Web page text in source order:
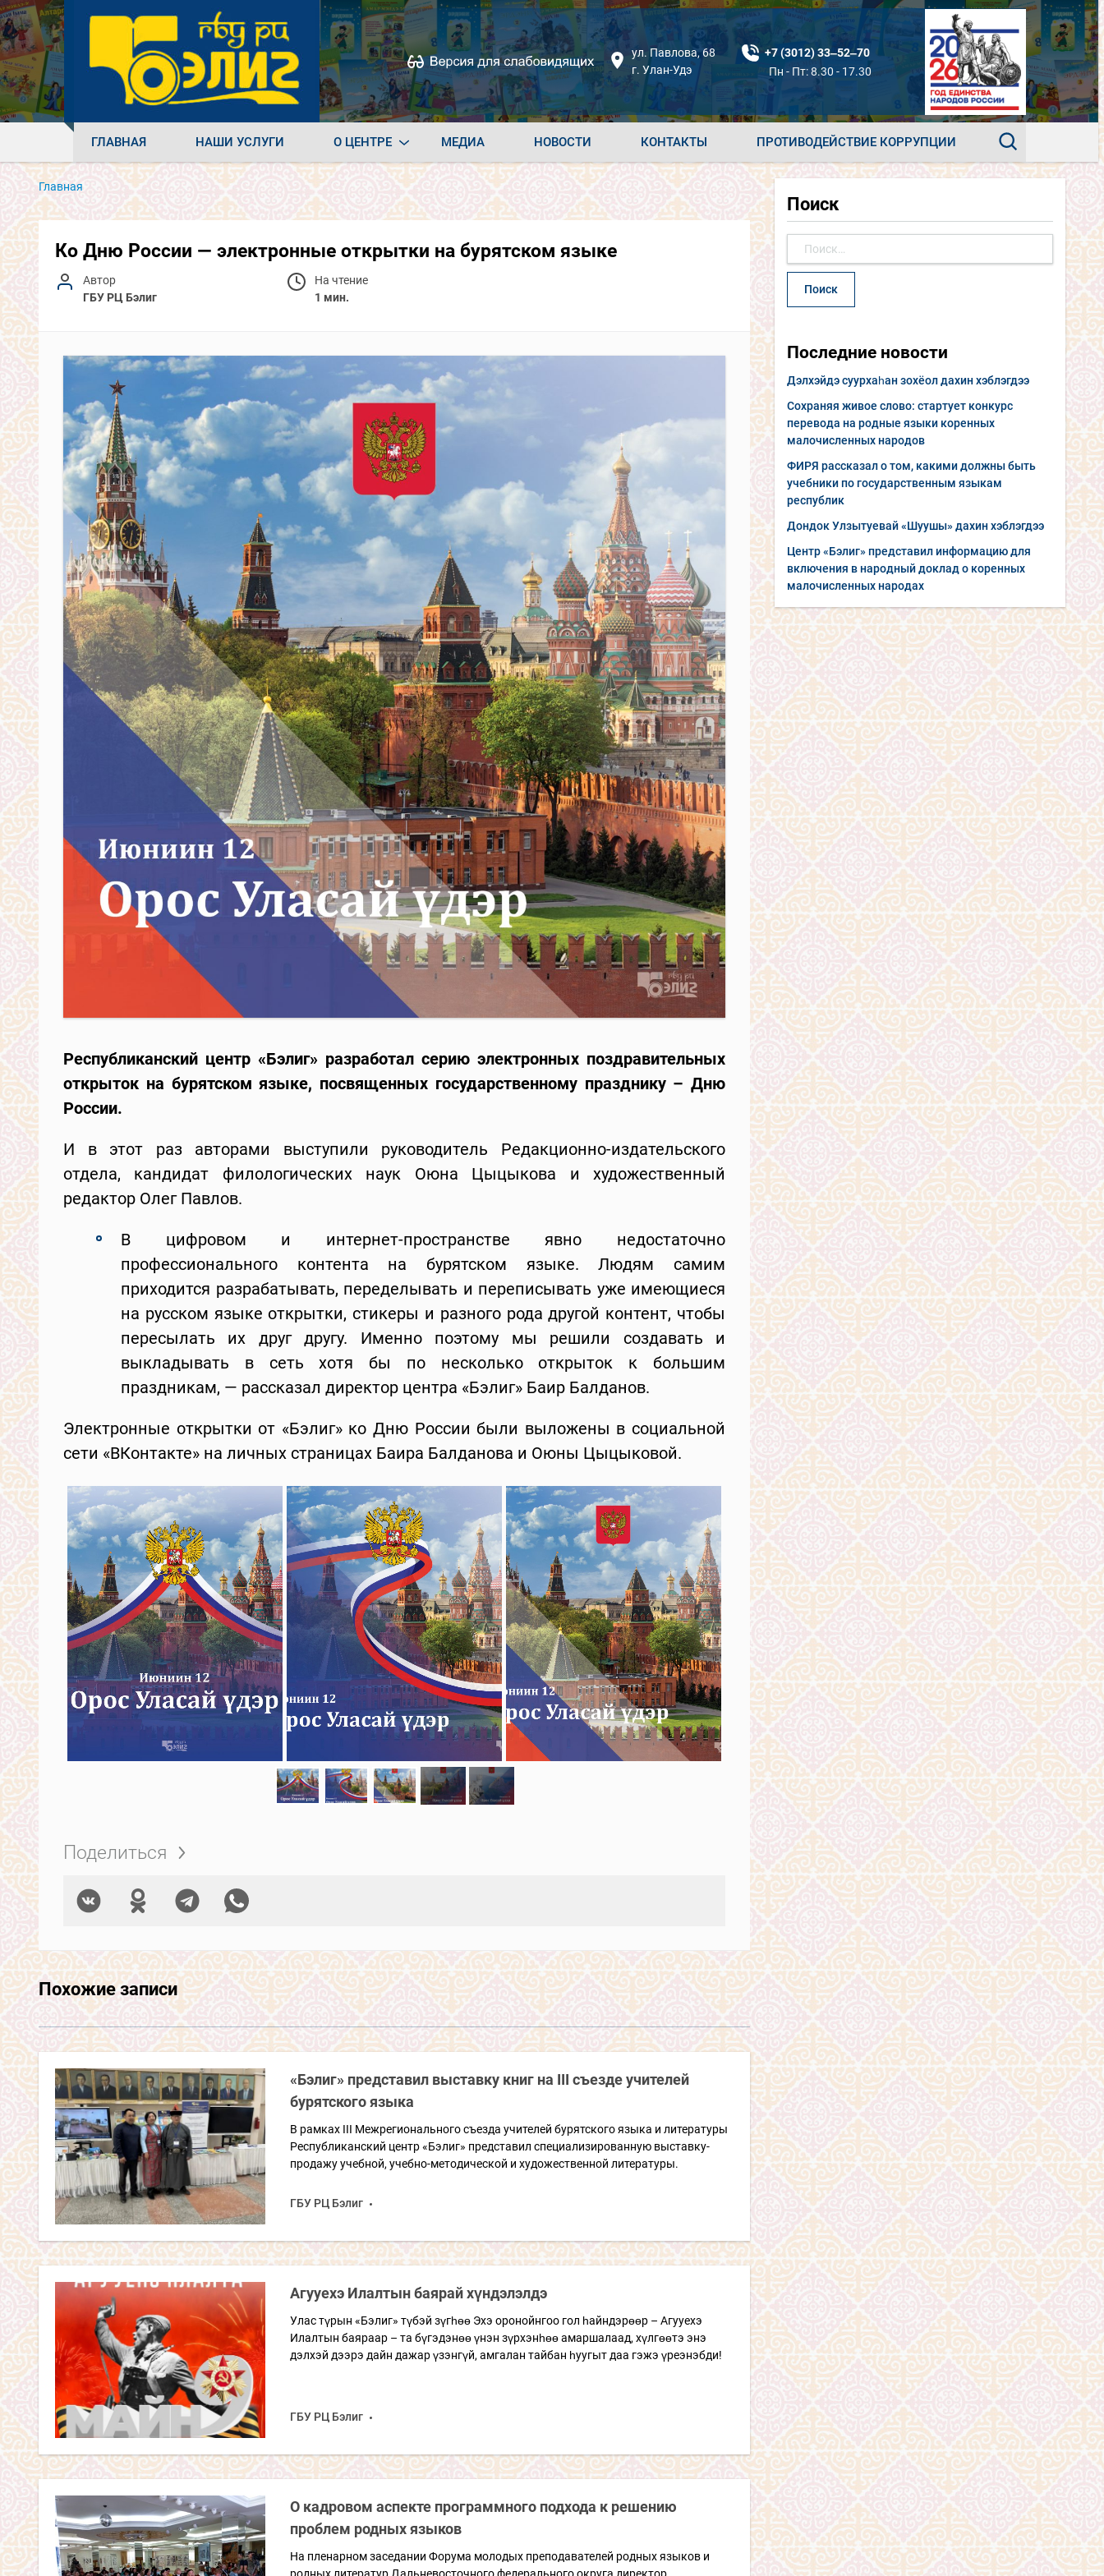
ул. Павлова, 68
г. Улан-Удэ
+7 (3012) 33‒52‒70
Пн - Пт: 8.30 - 17.30
ГЛАВНАЯ НАШИ УСЛУГИ О ЦЕНТРЕ МЕДИА НОВОСТИ КОНТАКТЫ ПРОТИВОДЕЙСТВИЕ КОРРУПЦИИ
Главная
Ко Дню России — электронные открытки на бурятском языке
Автор
ГБУ РЦ Бэлиг
На чтение
1 мин.
Республиканский центр «Бэлиг» разработал серию электронных поздравительных
открыток на бурятском языке, посвященных государственному празднику – Дню
России.
И в этот раз авторами выступили руководитель Редакционно-издательского
отдела, кандидат филологических наук Оюна Цыцыкова и художественный
редактор Олег Павлов.
В цифровом и интернет-пространстве явно недостаточно
профессионального контента на бурятском языке. Людям самим
приходится разрабатывать, переделывать и переписывать уже имеющиеся
на русском языке открытки, стикеры и разного рода другой контент, чтобы
пересылать их друг другу. Именно поэтому мы решили создавать и
выкладывать в сеть хотя бы по несколько открыток к большим
праздникам, — рассказал директор центра «Бэлиг» Баир Балданов.
Электронные открытки от «Бэлиг» ко Дню России были выложены в социальной
сети «ВКонтакте» на личных страницах Баира Балданова и Оюны Цыцыковой.
Поделиться
Похожие записи
«Бэлиг» представил выставку книг на III съезде учителей
бурятского языка
В рамках III Межрегионального съезда учителей бурятского языка и литературы
Республиканский центр «Бэлиг» представил специализированную выставку-
продажу учебной, учебно-методической и художественной литературы.
ГБУ РЦ Бэлиг
Агууехэ Илалтын баярай хүндэлэлдэ
Улас түрын «Бэлиг» түбэй зүгһөө Эхэ оронойнгоо гол һайндэрөөр – Агууехэ
Илалтын баяраар – та бүгэдэнөө үнэн зүрхэнһөө амаршалаад, хүлгөөтэ энэ
дэлхэй дээрэ дайн дажар үзэнгүй, амгалан тайбан һуугыт даа гэжэ үреэнэбди!
ГБУ РЦ Бэлиг
О кадровом аспекте программного подхода к решению
проблем родных языков
На пленарном заседании Форума молодых преподавателей родных языков и
Поиск
Последние новости
Дэлхэйдэ суурхаһан зохёол дахин хэблэгдээ
Сохраняя живое слово: стартует конкурс
перевода на родные языки коренных
малочисленных народов
ФИРЯ рассказал о том, какими должны быть
учебники по государственным языкам
республик
Дондок Улзытуевай «Шуушы» дахин хэблэгдээ
Центр «Бэлиг» представил информацию для
включения в народный доклад о коренных
малочисленных народах